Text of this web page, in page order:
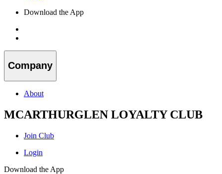
Download the App
Company
About
MCARTHURGLEN LOYALTY CLUB
Join Club
Login
Download the App